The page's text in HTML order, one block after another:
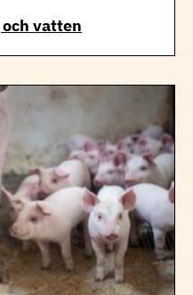
vatten